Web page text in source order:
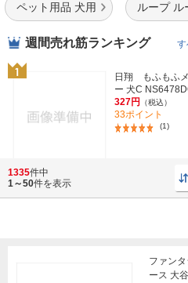
ペット用品 犬用 ループ ル
週間売れ筋ランキング す
日翔 もふもふ
ー 犬C
327円
（税込）
33ポイント
(1)
1335件中
1～50件を表示
ファン
ース 大